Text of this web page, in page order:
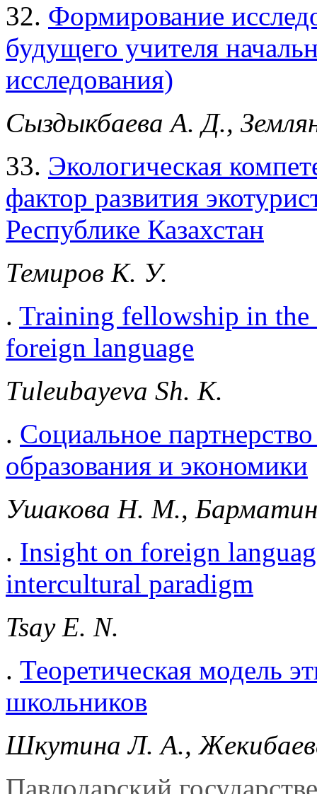
32. Формирование
будущего учителя
исследования)
Сыздыкбаева А. Д.,
33. Экологическая
фактор развития
Республике Казахстан
Темиров К. У.
. Training fellowship in
foreign language
Тuleubayeva Sh. K.
. Социальное
образования и экономики
Ушакова Н. М.,
. Insight on foreign
intercultural paradigm
Tsay E. N.
. Теоретическая модель
школьников
Шкутина Л. А.,